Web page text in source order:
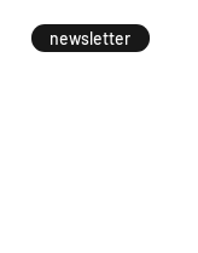
newsletter